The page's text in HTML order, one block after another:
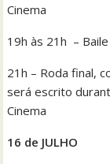
Cinema
19h às 21h –
21h – Roda final,
será escrito
Cinema
16 de JULHO